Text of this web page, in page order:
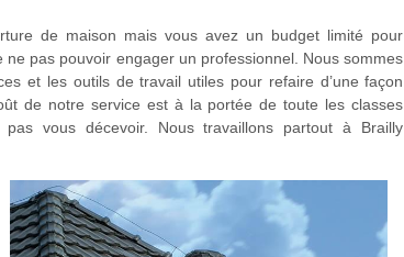
de maison mais vous avez un budget limité pour
pas pouvoir engager un professionnel. Nous sommes
et les outils de travail utiles pour refaire d’une façon
de notre service est à la portée de toute les classes
vous décevoir. Nous travaillons partout à Brailly